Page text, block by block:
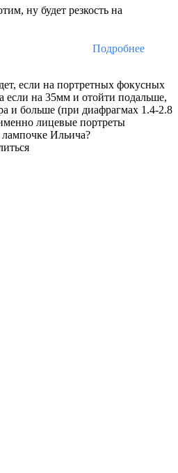
ну будет резкость на
Подробнее
если на портретных фокусных
если на 35мм и отойти подальше,
и больше (при диафрагмах 1.4-2.8
лицевые портреты
Ильича?